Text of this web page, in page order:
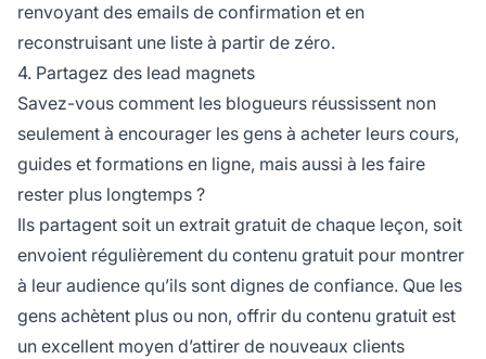
renvoyant des emails de confirmation et en
reconstruisant une liste à partir de zéro.
4. Partagez des lead magnets
Savez-vous comment les blogueurs réussissent non
seulement à encourager les gens à acheter leurs cours,
guides et formations en ligne, mais aussi à les faire
rester plus longtemps ?
Ils partagent soit un extrait gratuit de chaque leçon, soit
envoient régulièrement du contenu gratuit pour montrer
à leur audience qu’ils sont dignes de confiance. Que les
gens achètent plus ou non, offrir du contenu gratuit est
un excellent moyen d’attirer de nouveaux clients